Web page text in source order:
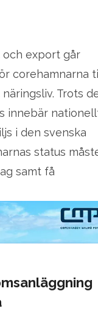
export går
corehamnarna
Trots
innebär
i den svenska
status
samt få